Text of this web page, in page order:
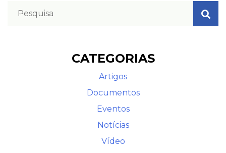
CATEGORIAS
Artigos
Documentos
Eventos
Notícias
Vídeo